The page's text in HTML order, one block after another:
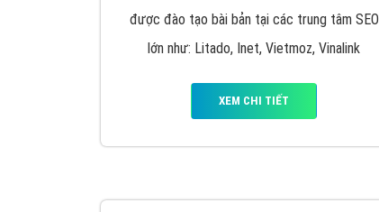
được đào tạo bài bản tại các trung tâm SEO
lớn như: Litado, Inet, Vietmoz, Vinalink
XEM CHI TIẾT